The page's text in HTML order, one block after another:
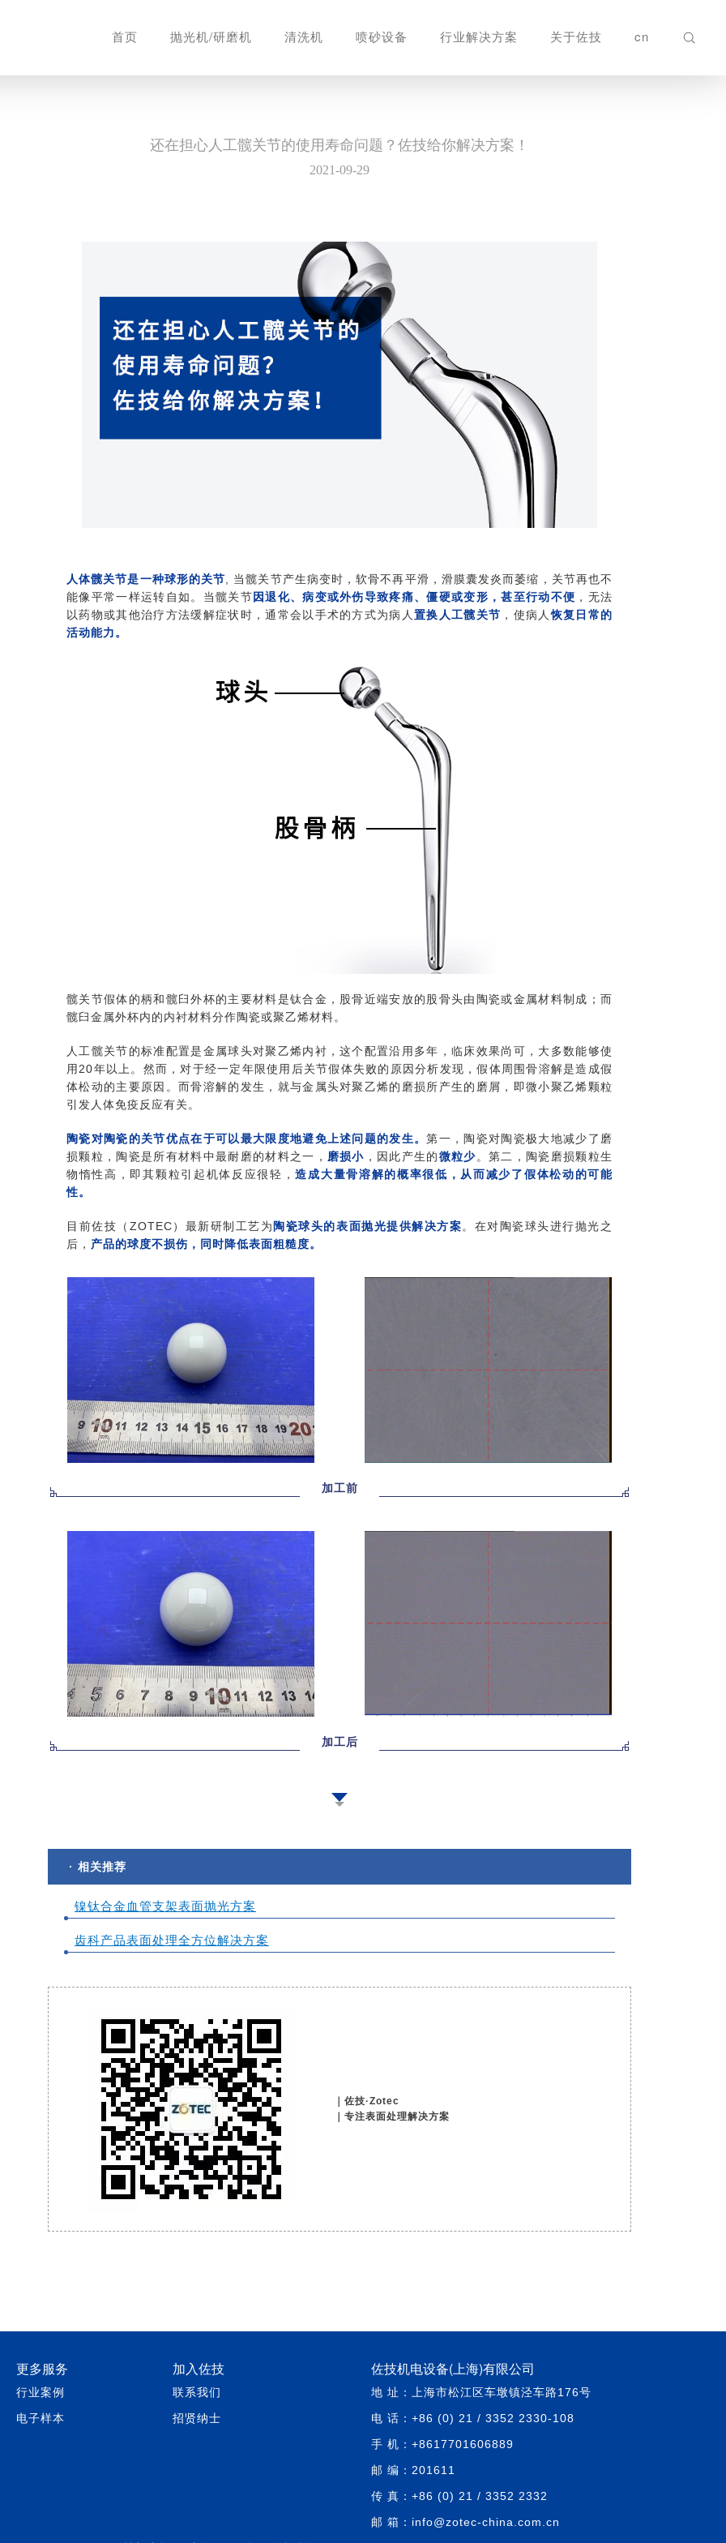
首页 抛光机/研磨机 清洗机 喷砂设备 行业解决方案 关于佐技 cn
还在担心人工髋关节的使用寿命问题？佐技给你解决方案！
2021-09-29
人体髋关节是一种球形的关节 , 当髋关节产生病变时，软骨不再平滑，滑膜囊发炎而萎缩，关节再也不
能像平常一样运转自如。当髋关节因退化、病变或外伤导致疼痛、僵硬或变形，甚至行动不便 ，无法
以药物或其他治疗方法缓解症状时，通常会以手术的方式为病人置换人工髋关节 ，使病人恢复日常的
活动能力。
髋关节假体的柄和髋臼外杯的主要材料是钛合金，股骨近端安放的股骨头由陶瓷或金属材料制成；而
髋臼金属外杯内的内衬材料分作陶瓷或聚乙烯材料。
人工髋关节的标准配置是金属球头对聚乙烯内衬，这个配置沿用多年，临床效果尚可，大多数能够使
用20年以上。然而，对于经一定年限使用后关节假体失败的原因分析发现，假体周围骨溶解是造成假
体松动的主要原因。而骨溶解的发生，就与金属头对聚乙烯的磨损所产生的磨屑，即微小聚乙烯颗粒
引发人体免疫反应有关。
陶瓷对陶瓷的关节优点在于可以最大限度地避免上述问题的发生。第一，陶瓷对陶瓷极大地减少了磨
损颗粒，陶瓷是所有材料中最耐磨的材料之一， 磨损小 ，因此产生的微粒少。第二，陶瓷磨损颗粒生
物惰性高，即其颗粒引起机体反应很轻，造成大量骨溶解的概率很低，从而减少了假体松动的可能
性。
目前佐技（ZOTEC）最新研制工艺为陶瓷球头的表面抛光提供解决方案。在对陶瓷球头进行抛光之
后， 产品的球度不损伤，同时降低表面粗糙度。
加工前
加工后
· 相关推荐
镍钛合金血管支架表面抛光方案
齿科产品表面处理全方位解决方案
｜佐技·Zotec
｜专注表面处理解决方案
更多服务
行业案例
电子样本
加入佐技
联系我们
招贤纳士
佐技机电设备(上海)有限公司
地 址：上海市松江区车墩镇泾车路176号
电 话：+86 (0) 21 / 3352 2330-108
手 机：+8617701606889
邮 编：201611
传 真：+86 (0) 21 / 3352 2332
邮 箱：info@zotec-china.com.cn